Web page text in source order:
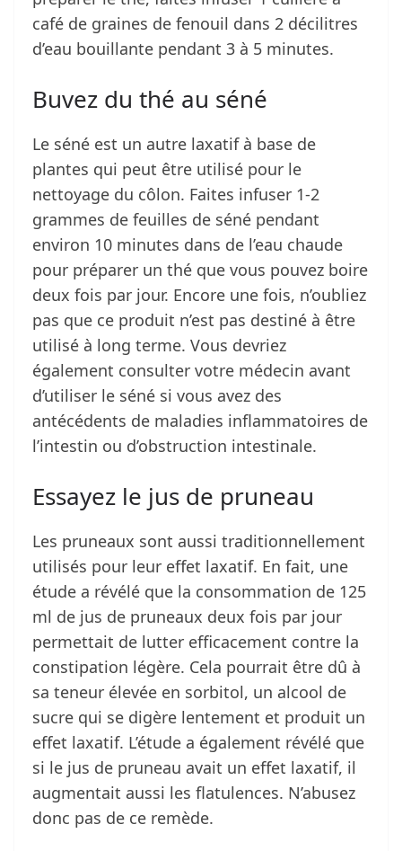
café de graines de fenouil dans 2 décilitres
d’eau bouillante pendant 3 à 5 minutes.
Buvez du thé au séné
Le séné est un autre laxatif à base de
plantes qui peut être utilisé pour le
nettoyage du côlon. Faites infuser 1-2
grammes de feuilles de séné pendant
environ 10 minutes dans de l’eau chaude
pour préparer un thé que vous pouvez boire
deux fois par jour. Encore une fois, n’oubliez
pas que ce produit n’est pas destiné à être
utilisé à long terme. Vous devriez
également consulter votre médecin avant
d’utiliser le séné si vous avez des
antécédents de maladies inflammatoires de
l’intestin ou d’obstruction intestinale.
Essayez le jus de pruneau
Les pruneaux sont aussi traditionnellement
utilisés pour leur effet laxatif. En fait, une
étude a révélé que la consommation de 125
ml de jus de pruneaux deux fois par jour
permettait de lutter efficacement contre la
constipation légère. Cela pourrait être dû à
sa teneur élevée en sorbitol, un alcool de
sucre qui se digère lentement et produit un
effet laxatif. L’étude a également révélé que
si le jus de pruneau avait un effet laxatif, il
augmentait aussi les flatulences. N’abusez
donc pas de ce remède.